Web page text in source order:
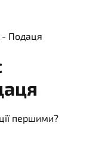
- Подаця
першими?